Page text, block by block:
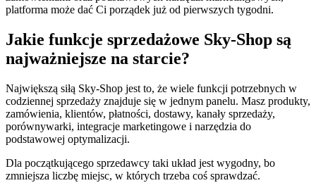
platforma może dać Ci porządek już od pierwszych tygodni.
Jakie funkcje sprzedażowe Sky-Shop są
najważniejsze na starcie?
Największą siłą Sky-Shop jest to, że wiele funkcji potrzebnych w
codziennej sprzedaży znajduje się w jednym panelu. Masz produkty,
zamówienia, klientów, płatności, dostawy, kanały sprzedaży,
porównywarki, integracje marketingowe i narzędzia do
podstawowej optymalizacji.
Dla początkującego sprzedawcy taki układ jest wygodny, bo
zmniejsza liczbę miejsc, w których trzeba coś sprawdzać.